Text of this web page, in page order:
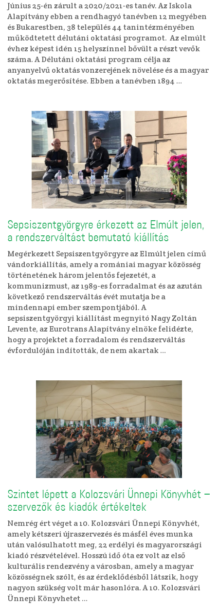
Június 25-én zárult a 2020/2021-es tanév. Az Iskola
Alapítvány ebben a rendhagyó tanévben 12 megyében
és Bukarestben, 38 település 44 tanintézményében
működtetett délutáni oktatási programot. Az elmúlt
évhez képest idén 15 helyszínnel bővült a részt vevők
száma. A Délutáni oktatási program célja az
anyanyelvű oktatás vonzerejének növelése és a magyar
oktatás megerősítése. Ebben a tanévben 1894 …
Sepsiszentgyörgyre érkezett az Elmúlt jelen,
a rendszerváltást bemutató kiállítás
Megérkezett Sepsiszentgyörgyre az Elmúlt jelen című
vándorkiállítás, amely a romániai magyar közösség
történetének három jelentős fejezetét, a
kommunizmust, az 1989-es forradalmat és az azután
következő rendszerváltás évét mutatja be a
mindennapi ember szempontjából. A
sepsiszentgyörgyi kiállítást megnyitó Nagy Zoltán
Levente, az Eurotrans Alapítvány elnöke felidézte,
hogy a projektet a forradalom és rendszerváltás
évfordulóján indították, de nem akartak …
Szintet lépett a Kolozsvári Ünnepi Könyvhét –
szervezők és kiadók értékeltek
Nemrég ért véget a 10. Kolozsvári Ünnepi Könyvhét,
amely kétszeri újraszervezés és másfél éves munka
után valósulhatott meg, 22 erdélyi és magyarországi
kiadó részvételével. Hosszú idő óta ez volt az első
kulturális rendezvény a városban, amely a magyar
közösségnek szólt, és az érdeklődésből látszik, hogy
nagyon szükség volt már hasonlóra. A 10. Kolozsvári
Ünnepi Könyvhetet …